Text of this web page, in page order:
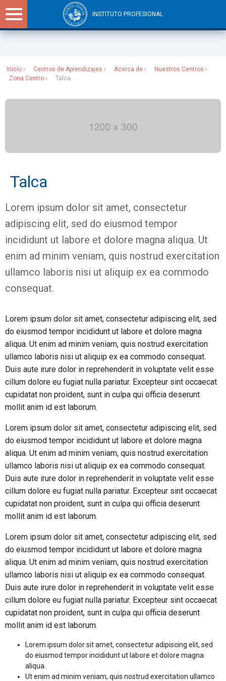
INSTITUTO PROFESIONAL
Inicio Centros de Aprendizajes Acerca de
Nuestros Centros
Zona Centro
Talca
Talca
Lorem ipsum dolor sit amet, consectetur
adipiscing elit, sed do eiusmod tempor
incididunt ut labore et dolore magna aliqua. Ut
enim ad minim veniam, quis nostrud exercitation
ullamco laboris nisi ut aliquip ex ea commodo
consequat.
Lorem ipsum dolor sit amet, consectetur adipiscing elit, sed
do eiusmod tempor incididunt ut labore et dolore magna
aliqua. Ut enim ad minim veniam, quis nostrud exercitation
ullamco laboris nisi ut aliquip ex ea commodo consequat.
Duis aute irure dolor in reprehenderit in voluptate velit esse
cillum dolore eu fugiat nulla pariatur. Excepteur sint occaecat
cupidatat non proident, sunt in culpa qui officia deserunt
mollit anim id est laborum.
Lorem ipsum dolor sit amet, consectetur adipiscing elit, sed
do eiusmod tempor incididunt ut labore et dolore magna
aliqua. Ut enim ad minim veniam, quis nostrud exercitation
ullamco laboris nisi ut aliquip ex ea commodo consequat.
Duis aute irure dolor in reprehenderit in voluptate velit esse
cillum dolore eu fugiat nulla pariatur. Excepteur sint occaecat
cupidatat non proident, sunt in culpa qui officia deserunt
mollit anim id est laborum.
Lorem ipsum dolor sit amet, consectetur adipiscing elit, sed
do eiusmod tempor incididunt ut labore et dolore magna
aliqua. Ut enim ad minim veniam, quis nostrud exercitation
ullamco laboris nisi ut aliquip ex ea commodo consequat.
Duis aute irure dolor in reprehenderit in voluptate velit esse
cillum dolore eu fugiat nulla pariatur. Excepteur sint occaecat
cupidatat non proident, sunt in culpa qui officia deserunt
mollit anim id est laborum.
Lorem ipsum dolor sit amet, consectetur adipiscing elit, sed
do eiusmod tempor incididunt ut labore et dolore magna
aliqua.
Ut enim ad minim veniam, quis nostrud exercitation ullamco